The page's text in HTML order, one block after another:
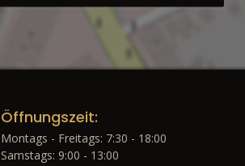
Öffnungszeit:
Montags - Freitags: 7:30 - 18:00
Samstags: 9:00 - 13:00